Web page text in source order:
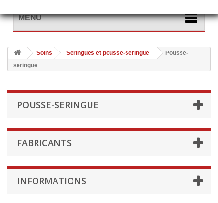
MENU
Soins Seringues et pousse-seringue
Pousse-
seringue
POUSSE-SERINGUE
FABRICANTS
INFORMATIONS